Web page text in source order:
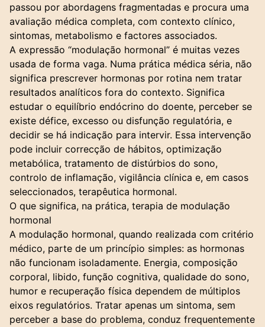
passou por abordagens fragmentadas e procura uma
avaliação médica completa, com contexto clínico,
sintomas, metabolismo e factores associados.
A expressão “modulação hormonal” é muitas vezes
usada de forma vaga. Numa prática médica séria, não
significa prescrever hormonas por rotina nem tratar
resultados analíticos fora do contexto. Significa
estudar o equilíbrio endócrino do doente, perceber se
existe défice, excesso ou disfunção regulatória, e
decidir se há indicação para intervir. Essa intervenção
pode incluir correcção de hábitos, optimização
metabólica, tratamento de distúrbios do sono,
controlo de inflamação, vigilância clínica e, em casos
seleccionados, terapêutica hormonal.
O que significa, na prática, terapia de modulação
hormonal
A modulação hormonal, quando realizada com critério
médico, parte de um princípio simples: as hormonas
não funcionam isoladamente. Energia, composição
corporal, libido, função cognitiva, qualidade do sono,
humor e recuperação física dependem de múltiplos
eixos regulatórios. Tratar apenas um sintoma, sem
perceber a base do problema, conduz frequentemente